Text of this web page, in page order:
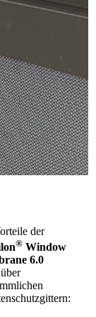
der
® Window
6.0